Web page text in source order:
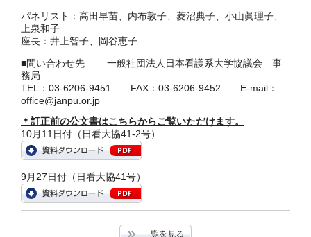
パネリスト：高田早苗、内布敦子、菱沼典子、小山眞理子、
上泉和子
座長：井上智子、岡谷恵子
■問い合わせ先 一般社団法人日本看護系大学協議会 事
務局
TEL：03-6206-9451 FAX：03-6206-9452 E-mail：
office@janpu.or.jp
＊訂正前の公文書はこちらからご覧いただけます。
10月11日付（日看大協41-2号）
9月27日付（日看大協41号）